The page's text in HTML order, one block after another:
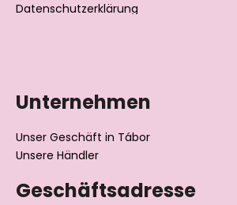
Datenschutzerklärung
Unternehmen
Unser Geschäft in Tábor
Unsere Händler
Geschäftsadresse